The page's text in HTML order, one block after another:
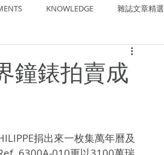
KNOWLEDGE 雜誌文章精選
Gadget News
鐘錶拍賣成
捐出來一枚集萬年曆及